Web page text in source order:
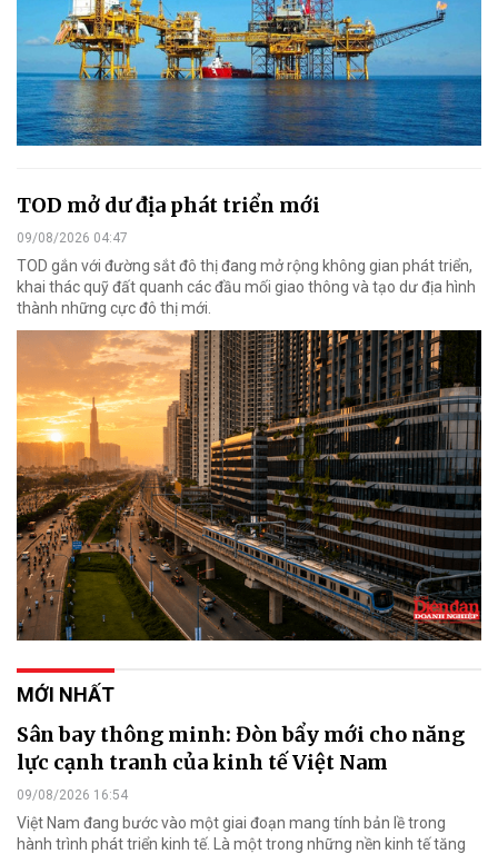
TOD mở dư địa phát triển mới
09/08/2026 04:47
TOD gắn với đường sắt đô thị đang mở rộng không gian phát triển,
khai thác quỹ đất quanh các đầu mối giao thông và tạo dư địa hình
thành những cực đô thị mới.
MỚI NHẤT
Sân bay thông minh: Đòn bẩy mới cho năng
lực cạnh tranh của kinh tế Việt Nam
09/08/2026 16:54
Việt Nam đang bước vào một giai đoạn mang tính bản lề trong
hành trình phát triển kinh tế. Là một trong những nền kinh tế tăng